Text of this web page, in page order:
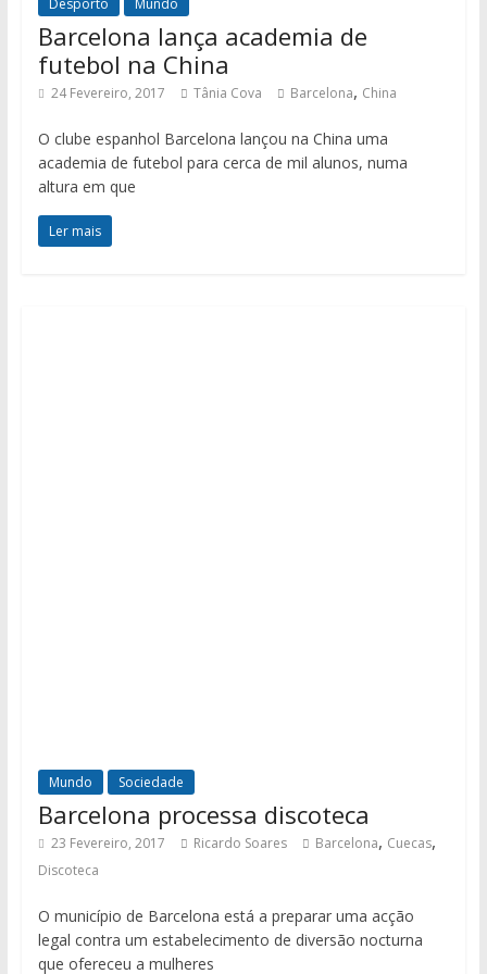
Desporto Mundo
Barcelona lança academia de
futebol na China
24 Fevereiro, 2017 Tânia Cova Barcelona, China
O clube espanhol Barcelona lançou na China uma
academia de futebol para cerca de mil alunos, numa
altura em que
Ler mais
Mundo Sociedade
Barcelona processa discoteca
23 Fevereiro, 2017 Ricardo Soares Barcelona, Cuecas,
Discoteca
O município de Barcelona está a preparar uma acção
legal contra um estabelecimento de diversão nocturna
que ofereceu a mulheres